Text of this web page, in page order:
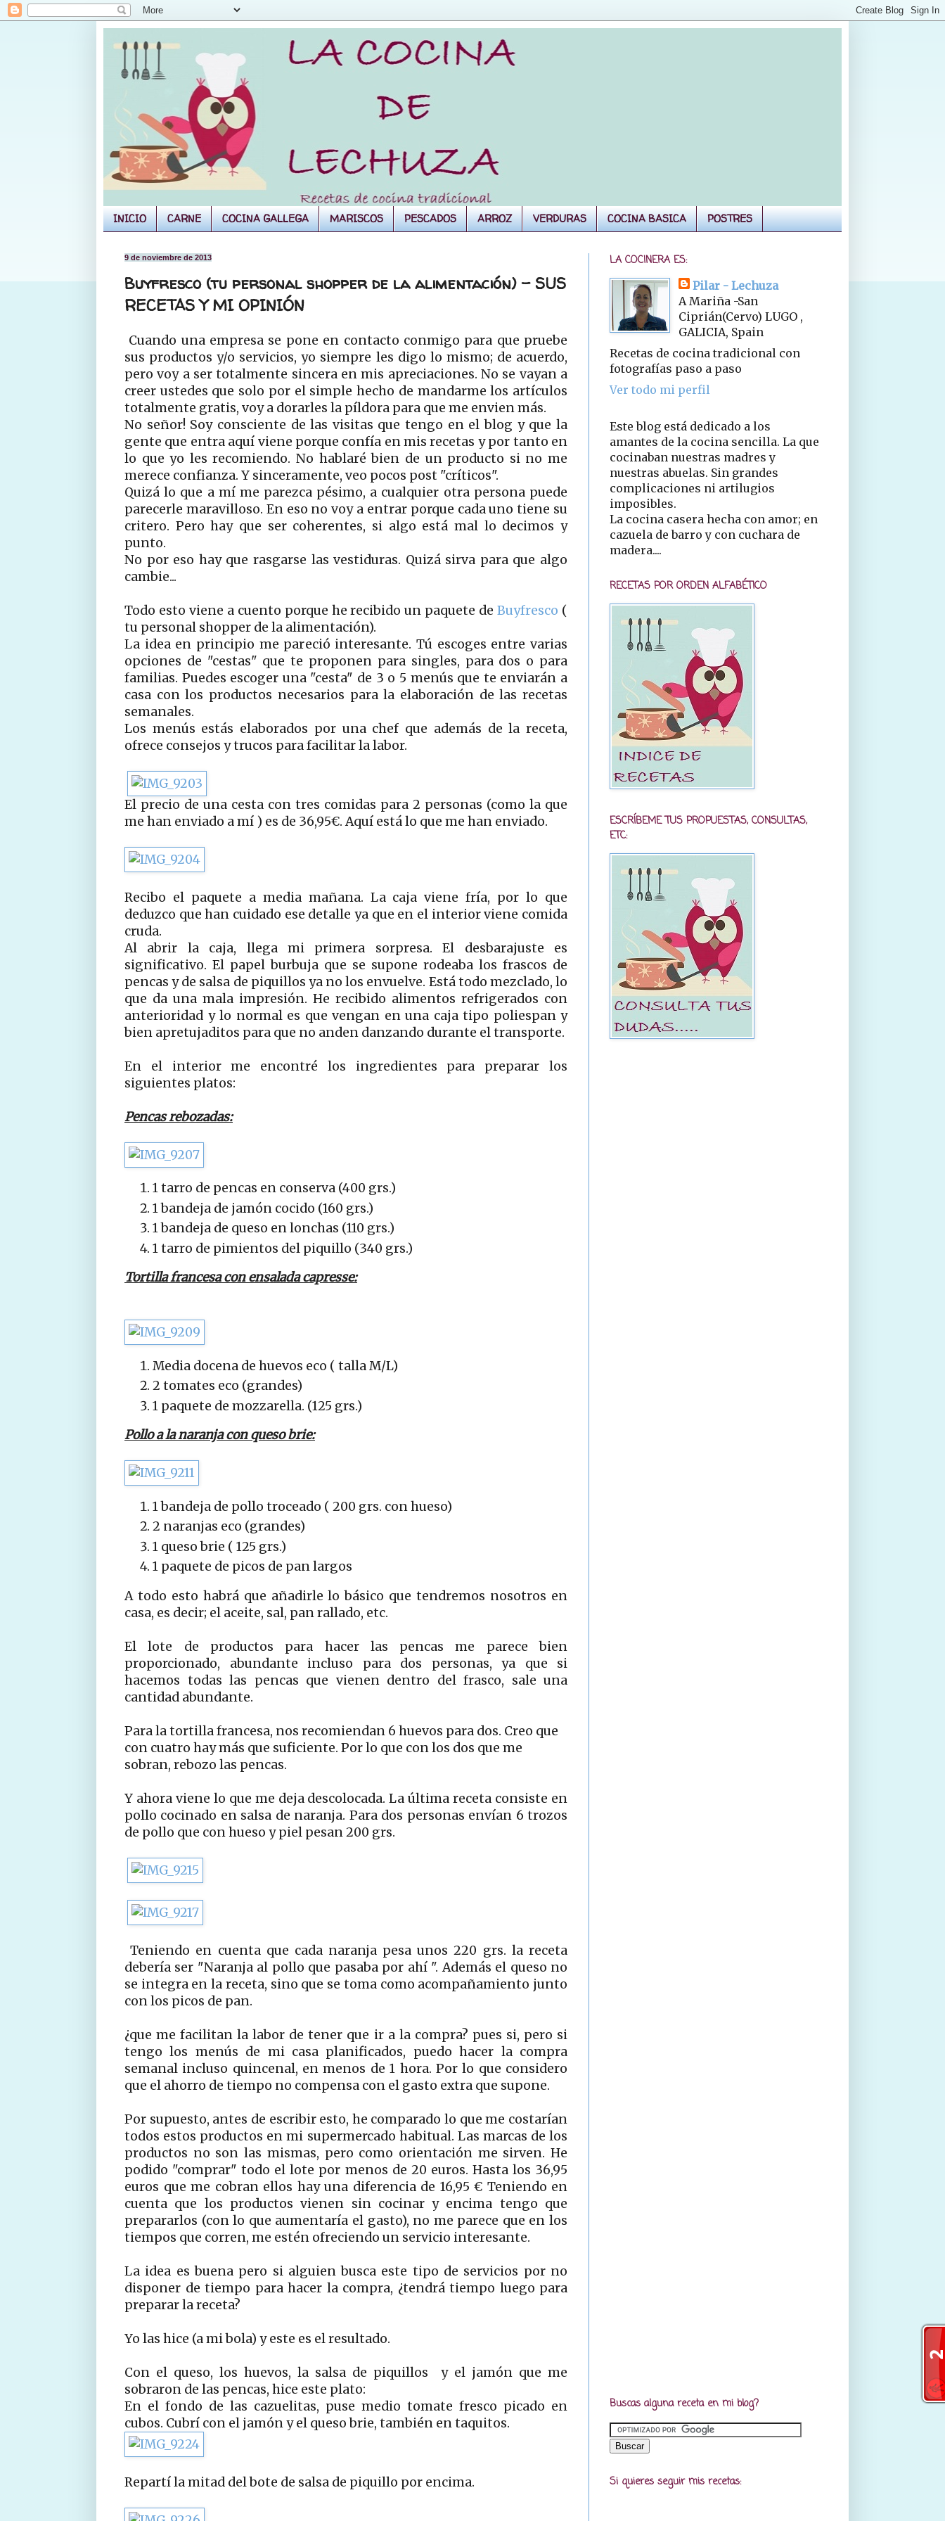
INICIO CARNE COCINA GALLEGA MARISCOS PESCADOS ARROZ VERDURAS COCINA BASICA POSTRES
9 de noviembre de 2013
Buyfresco (tu personal shopper de la alimentación) - SUS
RECETAS Y MI OPINIÓN
Cuando una empresa se pone en contacto conmigo para que pruebe
sus productos y/o servicios, yo siempre les digo lo mismo; de acuerdo,
pero voy a ser totalmente sincera en mis apreciaciones. No se vayan a
creer ustedes que solo por el simple hecho de mandarme los artículos
totalmente gratis, voy a dorarles la píldora para que me envien más.
No señor! Soy consciente de las visitas que tengo en el blog y que la
gente que entra aquí viene porque confía en mis recetas y por tanto en
lo que yo les recomiendo. No hablaré bien de un producto si no me
merece confianza. Y sinceramente, veo pocos post "críticos".
Quizá lo que a mí me parezca pésimo, a cualquier otra persona puede
parecerle maravilloso. En eso no voy a entrar porque cada uno tiene su
critero. Pero hay que ser coherentes, si algo está mal lo decimos y
punto.
No por eso hay que rasgarse las vestiduras. Quizá sirva para que algo
cambie...
Todo esto viene a cuento porque he recibido un paquete deBuyfresco (
tu personal shopper de la alimentación).
La idea en principio me pareció interesante. Tú escoges entre varias
opciones de "cestas" que te proponen para singles, para dos o para
familias. Puedes escoger una "cesta" de 3 o 5 menús que te enviarán a
casa con los productos necesarios para la elaboración de las recetas
semanales.
Los menús estás elaborados por una chef que además de la receta,
ofrece consejos y trucos para facilitar la labor.
El precio de una cesta con tres comidas para 2 personas (como la que
me han enviado a mí ) es de 36,95€. Aquí está lo que me han enviado.
Recibo el paquete a media mañana. La caja viene fría, por lo que
deduzco que han cuidado ese detalle ya que en el interior viene comida
cruda.
Al abrir la caja, llega mi primera sorpresa. El desbarajuste es
significativo. El papel burbuja que se supone rodeaba los frascos de
pencas y de salsa de piquillos ya no los envuelve. Está todo mezclado, lo
que da una mala impresión. He recibido alimentos refrigerados con
anterioridad y lo normal es que vengan en una caja tipo poliespan y
bien apretujaditos para que no anden danzando durante el transporte.
En el interior me encontré los ingredientes para preparar los
siguientes platos:
Pencas rebozadas:
1 tarro de pencas en conserva (400 grs.)
1 bandeja de jamón cocido (160 grs.)
1 bandeja de queso en lonchas (110 grs.)
1 tarro de pimientos del piquillo (340 grs.)
Tortilla francesa con ensalada capresse:
Media docena de huevos eco ( talla M/L)
2 tomates eco (grandes)
1 paquete de mozzarella. (125 grs.)
Pollo a la naranja con queso brie:
1 bandeja de pollo troceado ( 200 grs. con hueso)
2 naranjas eco (grandes)
1 queso brie ( 125 grs.)
1 paquete de picos de pan largos
A todo esto habrá que añadirle lo básico que tendremos nosotros en
casa, es decir; el aceite, sal, pan rallado, etc.
El lote de productos para hacer las pencas me parece bien
proporcionado, abundante incluso para dos personas, ya que si
hacemos todas las pencas que vienen dentro del frasco, sale una
cantidad abundante.
Para la tortilla francesa, nos recomiendan 6 huevos para dos. Creo que
con cuatro hay más que suficiente. Por lo que con los dos que me
sobran, rebozo las pencas.
Y ahora viene lo que me deja descolocada. La última receta consiste en
pollo cocinado en salsa de naranja. Para dos personas envían 6 trozos
de pollo que con hueso y piel pesan 200 grs.
Teniendo en cuenta que cada naranja pesa unos 220 grs. la receta
debería ser "Naranja al pollo que pasaba por ahí ". Además el queso no
se integra en la receta, sino que se toma como acompañamiento junto
con los picos de pan.
¿que me facilitan la labor de tener que ir a la compra? pues si, pero si
tengo los menús de mi casa planificados, puedo hacer la compra
semanal incluso quincenal, en menos de 1 hora. Por lo que considero
que el ahorro de tiempo no compensa con el gasto extra que supone.
Por supuesto, antes de escribir esto, he comparado lo que me costarían
todos estos productos en mi supermercado habitual. Las marcas de los
productos no son las mismas, pero como orientación me sirven. He
podido "comprar" todo el lote por menos de 20 euros. Hasta los 36,95
euros que me cobran ellos hay una diferencia de 16,95 € Teniendo en
cuenta que los productos vienen sin cocinar y encima tengo que
prepararlos (con lo que aumentaría el gasto), no me parece que en los
tiempos que corren, me estén ofreciendo un servicio interesante.
La idea es buena pero si alguien busca este tipo de servicios por no
disponer de tiempo para hacer la compra, ¿tendrá tiempo luego para
preparar la receta?
Yo las hice (a mi bola) y este es el resultado.
Con el queso, los huevos, la salsa de piquillos y el jamón que me
sobraron de las pencas, hice este plato:
En el fondo de las cazuelitas, puse medio tomate fresco picado en
cubos. Cubrí con el jamón y el queso brie, también en taquitos.
Repartí la mitad del bote de salsa de piquillo por encima.
LA COCINERA ES:
Pilar - Lechuza
A Mariña -San
Ciprián(Cervo) LUGO ,
GALICIA, Spain
Recetas de cocina tradicional con
fotografías paso a paso
Ver todo mi perfil
Este blog está dedicado a los
amantes de la cocina sencilla. La que
cocinaban nuestras madres y
nuestras abuelas. Sin grandes
complicaciones ni artilugios
imposibles.
La cocina casera hecha con amor; en
cazuela de barro y con cuchara de
madera....
RECETAS POR ORDEN ALFABÉTICO
ESCRÍBEME TUS PROPUESTAS, CONSULTAS,
ETC:
Buscas alguna receta en mi blog?
Si quieres seguir mis recetas: